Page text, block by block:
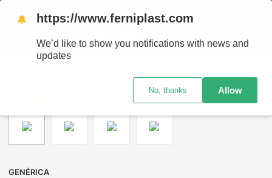
GENÉRICA
🔔 https://www.ferniplast.com
We’d like to show you notifications with news and
updates
No, thanks Allow